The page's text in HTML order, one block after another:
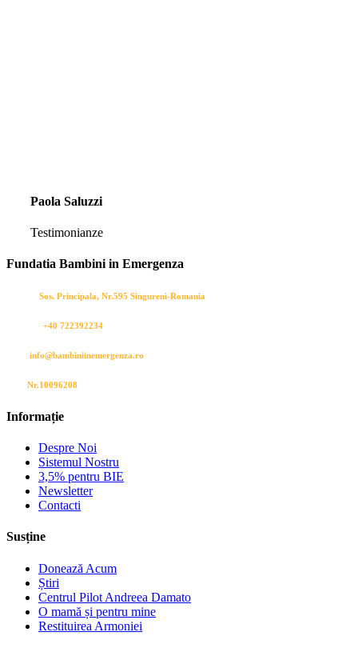
Paola Saluzzi
Testimonianze
Fundatia Bambini in Emergenza
Sos. Principala, Nr.595 Singureni-Romania
+40 722392234
info@bambiniinemergenza.ro
Nr.10096208
Informație
Despre Noi
Sistemul Nostru
3,5% pentru BIE
Newsletter
Contacti
Susține
Donează Acum
Știri
Centrul Pilot Andreea Damato
O mamă și pentru mine
Restituirea Armoniei